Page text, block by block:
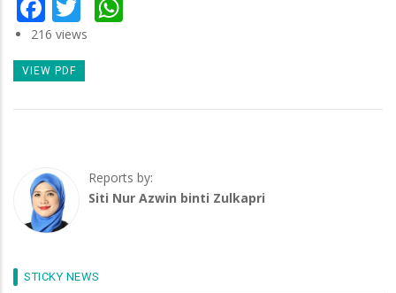
216 views
VIEW PDF
Reports by:
Siti Nur Azwin binti Zulkapri
STICKY NEWS